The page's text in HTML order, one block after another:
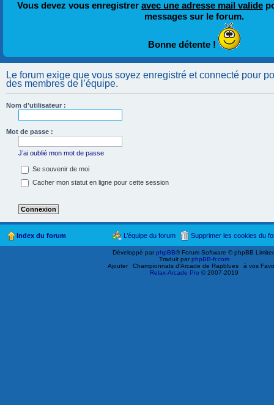
Vous devez vous enregistrer avec une adresse mail valide
messages sur le forum.
Bonne détente !
Le forum exige que vous soyez enregistré et connecté pour
des membres de l’équipe.
Nom d’utilisateur :
Mot de passe :
J’ai oublié mon mot de passe
Se souvenir de moi
Cacher mon statut en ligne pour cette session
Index du forum Supprimer les cookies du
L’équipe du forum
Développé parphpBB® Forum Software © phpBB
Traduit parphpBB-fr.com
Ajouter
Championnats d'Arcade de Rapblues
à vos
Relax-Arcade Pro © 2007-2019